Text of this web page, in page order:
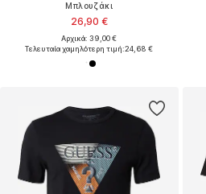
Μπλουζάκι
26,90 €
Αρχικά: 39,00 €
Τελευταία χαμηλότερη τιμή:24,68 €